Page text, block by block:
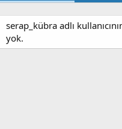
serap_kübra adlı
yok.